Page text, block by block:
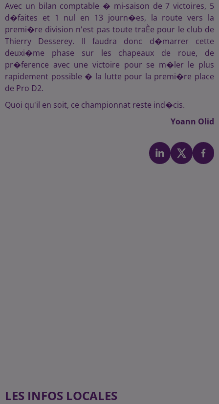
Avec un bilan comptable � mi-saison de 7 victoires, 5
d�faites et 1 nul en 13 journ�es, la route vers la
premi�re division n'est pas toute traÈe pour le club de
Thierry Desserey. Il faudra donc d�marrer cette
deuxi�me phase sur les chapeaux de roue, de
pr�ference avec une victoire pour se m�ler le plus
rapidement possible � la lutte pour la premi�re place
de Pro D2.
Quoi qu'il en soit, ce championnat reste ind�cis.
Yoann Olid
LES INFOS LOCALES